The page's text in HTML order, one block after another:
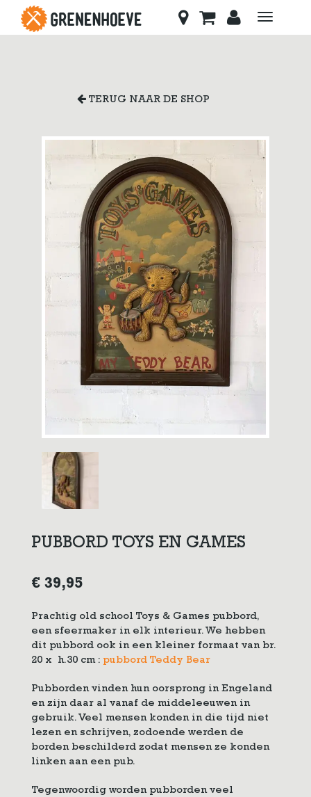
Toggle
TERUG NAAR DE SHOP
PUBBORD TOYS EN GAMES
€ 39,95
Prachtig old school Toys & Games pubbord,
een sfeermaker in elk interieur. We hebben
dit pubbord ook in een kleiner formaat van br.
20 x h.30 cm : pubbord Teddy Bear
Pubborden vinden hun oorsprong in Engeland
en zijn daar al vanaf de middeleeuwen in
gebruik. Veel mensen konden in die tijd niet
lezen en schrijven, zodoende werden de
borden beschilderd zodat mensen ze konden
linken aan een pub.
Tegenwoordig worden pubborden veel